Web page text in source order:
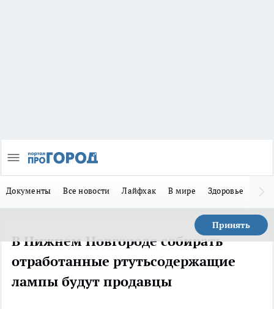
Документы Все новости Лайфхак В мире Здоровье
Принять
В Нижнем Новгороде собирать
отработанные ртутьсодержащие
лампы будут продавцы